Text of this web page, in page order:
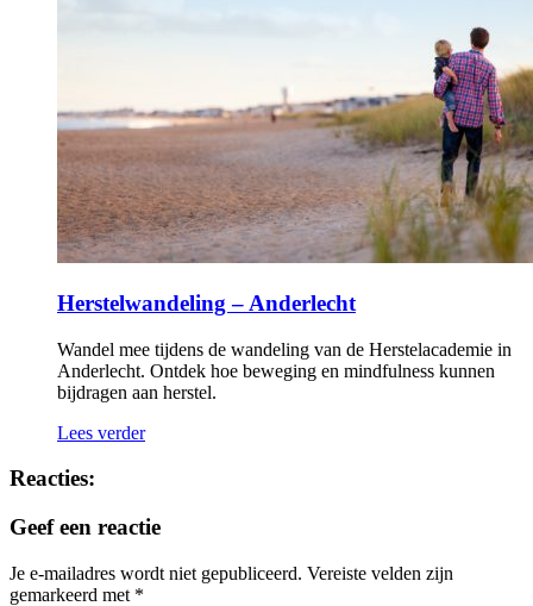
Herstelwandeling – Anderlecht
Wandel mee tijdens de wandeling van de Herstelacademie in
Anderlecht. Ontdek hoe beweging en mindfulness kunnen
bijdragen aan herstel.
Lees verder
Reacties:
Geef een reactie
Je e-mailadres wordt niet gepubliceerd. Vereiste velden zijn
gemarkeerd met *